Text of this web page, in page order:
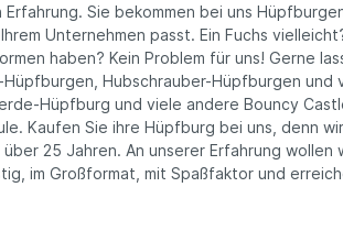
Sie bekommen bei uns
Unternehmen passt. Ein Fuchs
haben? Kein Problem für uns! Gerne
Hubschrauber-Hüpfburgen und
Hüpfburg und viele andere Bouncy
Kaufen Sie ihre Hüpfburg bei uns, denn
25 Jahren. An unserer Erfahrung wollen
im Großformat, mit Spaßfaktor und